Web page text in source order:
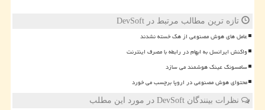
تازه ترین مطالب مرتبط در DevSoft
عامل های هوش مصنوعی از هک خسته نشدند
واکنش ایرانسل به ابهام در رابطه با مصرف اینترنت
سامسونگ عینک هوشمند می سازد
محتوای هوش مصنوعی در اروپا برچسب می خورد
نظرات بینندگان DevSoft در مورد این مطلب